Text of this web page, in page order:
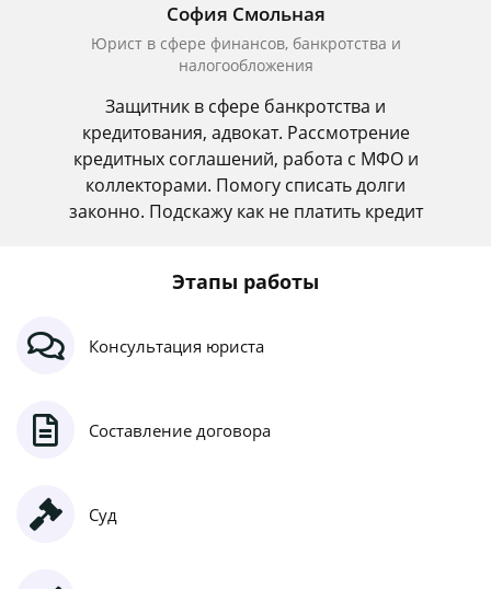
София Смольная
Юрист в сфере финансов, банкротства и
налогообложения
Защитник в сфере банкротства и
кредитования, адвокат. Рассмотрение
кредитных соглашений, работа с МФО и
коллекторами. Помогу списать долги
законно. Подскажу как не платить кредит
Этапы работы
Консультация юриста
Составление договора
Суд